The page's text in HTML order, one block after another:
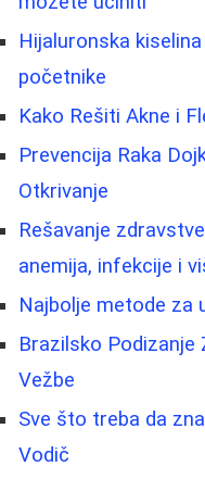
Hijaluronska
početnike
Kako Rešiti Akne i
Prevencija Raka
Otkrivanje
Rešavanje
anemija, infekcije i
Najbolje metode za
Brazilsko Podizanje
Vežbe
Sve što treba da
Vodič